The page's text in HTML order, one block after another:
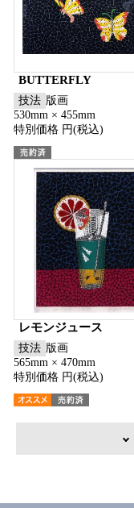
BUTTERFLY
技法 版画
530mm × 455mm
特別価格 円(税込)
レモンジュース
技法 版画
565mm × 470mm
特別価格 円(税込)